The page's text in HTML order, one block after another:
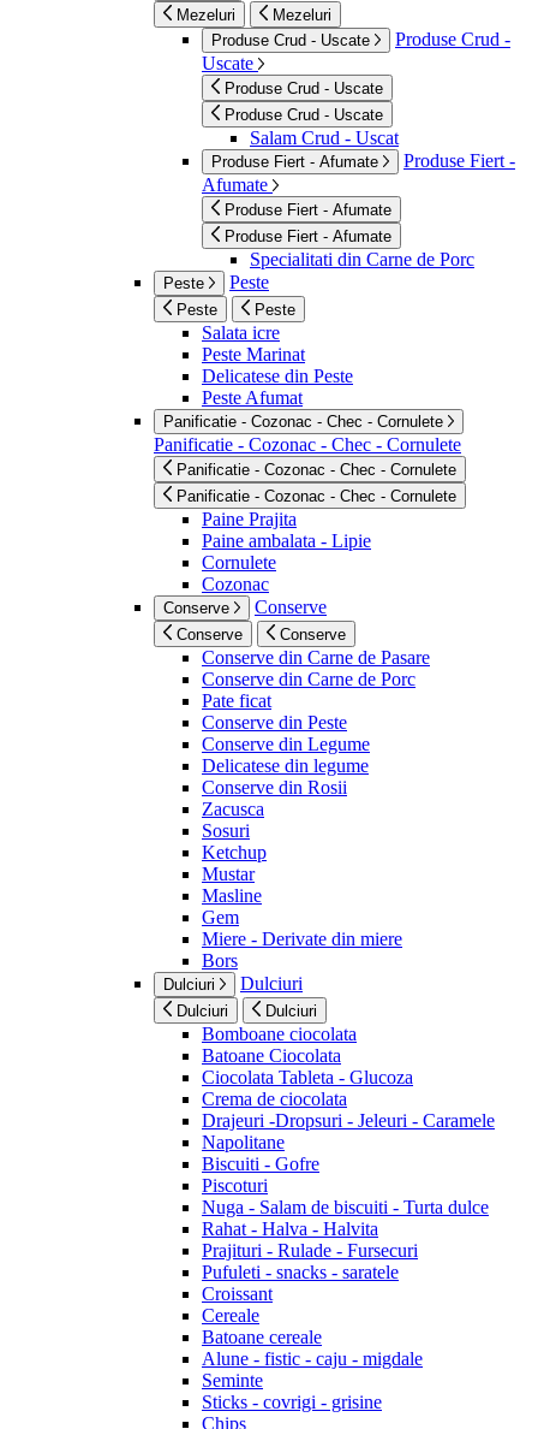
Mezeluri
Mezeluri
Produse Crud - Uscate
Produse Crud -
Uscate
Produse Crud - Uscate
Produse Crud - Uscate
Salam Crud - Uscat
Produse Fiert - Afumate
Produse Fiert -
Afumate
Produse Fiert - Afumate
Produse Fiert - Afumate
Specialitati din Carne de Porc
Peste Peste
Peste Peste
Salata icre
Peste Marinat
Delicatese din Peste
Peste Afumat
Panificatie - Cozonac - Chec - Cornulete
Panificatie - Cozonac - Chec - Cornulete
Panificatie - Cozonac - Chec - Cornulete
Panificatie - Cozonac - Chec - Cornulete
Paine Prajita
Paine ambalata - Lipie
Cornulete
Cozonac
Conserve Conserve
Conserve Conserve
Conserve din Carne de Pasare
Conserve din Carne de Porc
Pate ficat
Conserve din Peste
Conserve din Legume
Delicatese din legume
Conserve din Rosii
Zacusca
Sosuri
Ketchup
Mustar
Masline
Gem
Miere - Derivate din miere
Bors
Dulciuri Dulciuri
Dulciuri Dulciuri
Bomboane ciocolata
Batoane Ciocolata
Ciocolata Tableta - Glucoza
Crema de ciocolata
Drajeuri -Dropsuri - Jeleuri - Caramele
Napolitane
Biscuiti - Gofre
Piscoturi
Nuga - Salam de biscuiti - Turta dulce
Rahat - Halva - Halvita
Prajituri - Rulade - Fursecuri
Pufuleti - snacks - saratele
Croissant
Cereale
Batoane cereale
Alune - fistic - caju - migdale
Seminte
Sticks - covrigi - grisine
Chips